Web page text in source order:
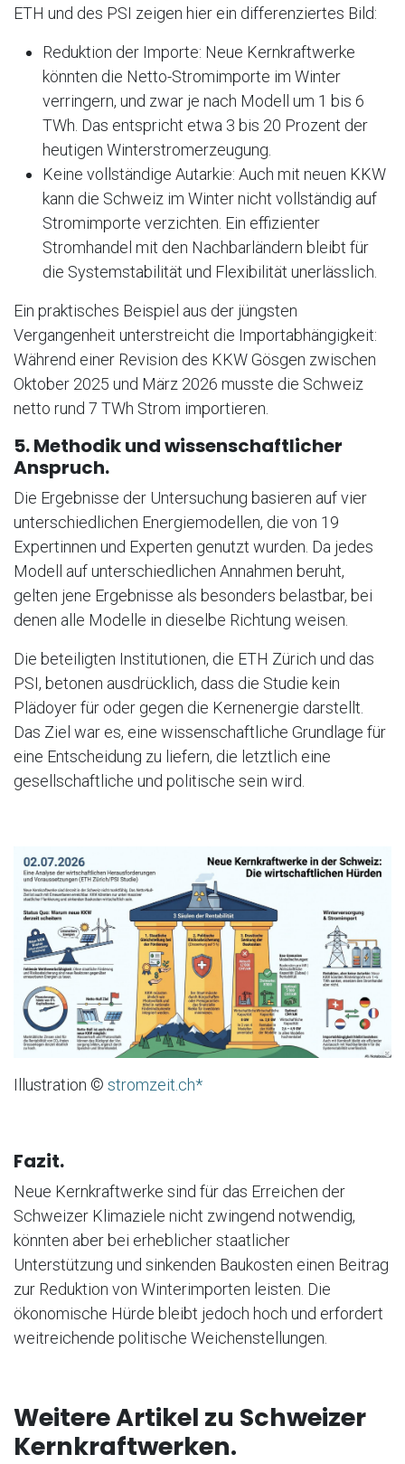
ETH und des PSI zeigen hier ein differenziertes Bild:
Reduktion der Importe: Neue Kernkraftwerke
könnten die Netto-Stromimporte im Winter
verringern, und zwar je nach Modell um 1 bis 6
TWh. Das entspricht etwa 3 bis 20 Prozent der
heutigen Winterstromerzeugung.
Keine vollständige Autarkie: Auch mit neuen KKW
kann die Schweiz im Winter nicht vollständig auf
Stromimporte verzichten. Ein effizienter
Stromhandel mit den Nachbarländern bleibt für
die Systemstabilität und Flexibilität unerlässlich.
Ein praktisches Beispiel aus der jüngsten
Vergangenheit unterstreicht die Importabhängigkeit:
Während einer Revision des KKW Gösgen zwischen
Oktober 2025 und März 2026 musste die Schweiz
netto rund 7 TWh Strom importieren.
5. Methodik und wissenschaftlicher
Anspruch.
Die Ergebnisse der Untersuchung basieren auf vier
unterschiedlichen Energiemodellen, die von 19
Expertinnen und Experten genutzt wurden. Da jedes
Modell auf unterschiedlichen Annahmen beruht,
gelten jene Ergebnisse als besonders belastbar, bei
denen alle Modelle in dieselbe Richtung weisen.
Die beteiligten Institutionen, die ETH Zürich und das
PSI, betonen ausdrücklich, dass die Studie kein
Plädoyer für oder gegen die Kernenergie darstellt.
Das Ziel war es, eine wissenschaftliche Grundlage für
eine Entscheidung zu liefern, die letztlich eine
gesellschaftliche und politische sein wird.
Illustration © stromzeit.ch*
Fazit.
Neue Kernkraftwerke sind für das Erreichen der
Schweizer Klimaziele nicht zwingend notwendig,
könnten aber bei erheblicher staatlicher
Unterstützung und sinkenden Baukosten einen Beitrag
zur Reduktion von Winterimporten leisten. Die
ökonomische Hürde bleibt jedoch hoch und erfordert
weitreichende politische Weichenstellungen.
Weitere Artikel zu Schweizer
Kernkraftwerken.